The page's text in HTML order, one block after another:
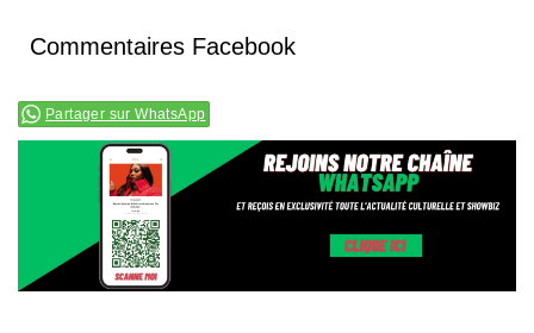
Commentaires Facebook
Partager sur WhatsApp